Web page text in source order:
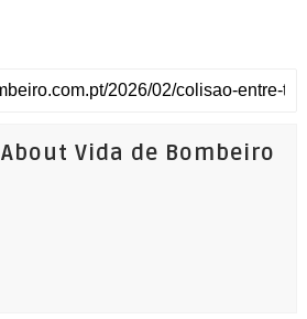
About Vida de Bombeiro